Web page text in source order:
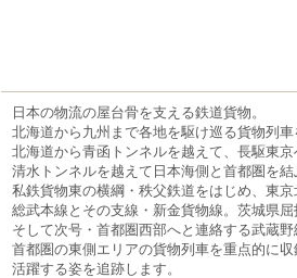
日本の物流の屋台骨を支える鉄道貨物。
北海道から九州まで各地を駆け巡る貨物列
北海道から青函トンネルを越えて、長駆東京
清水トンネルを越えて日本海側と首都圏を
私鉄貨物東の横綱・秩父鉄道をはじめ、東
総武本線とその支線・新金貨物線。茨城県
そして次号・首都圏西部へと連絡する武蔵野
首都圏の東側エリアの貨物列車を重点的に
活躍する姿を追跡します。